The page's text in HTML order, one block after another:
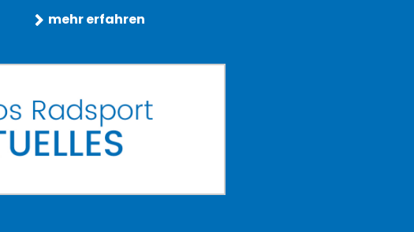
mehr erfahren